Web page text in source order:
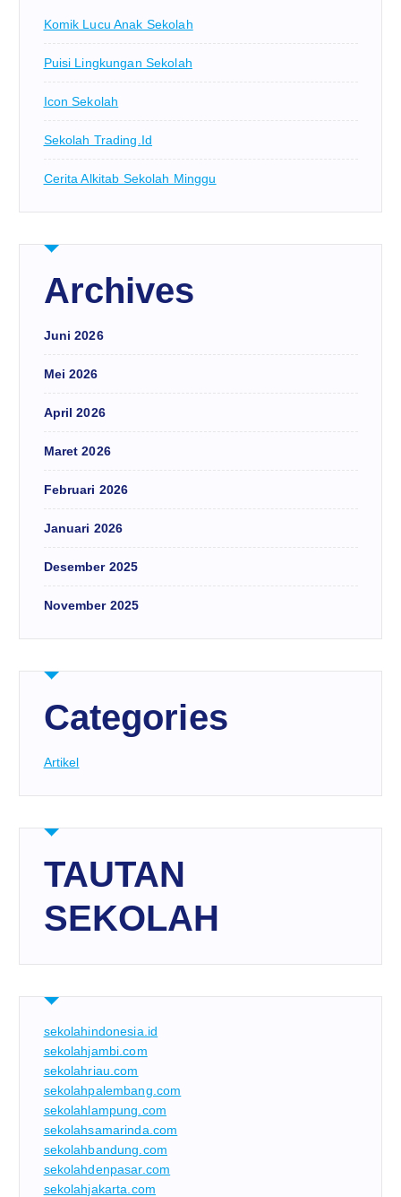
Komik Lucu Anak Sekolah
Puisi Lingkungan Sekolah
Icon Sekolah
Sekolah Trading.id
Cerita Alkitab Sekolah Minggu
Archives
Juni 2026
Mei 2026
April 2026
Maret 2026
Februari 2026
Januari 2026
Desember 2025
November 2025
Categories
Artikel
TAUTAN
SEKOLAH
sekolahindonesia.id
sekolahjambi.com
sekolahriau.com
sekolahpalembang.com
sekolahlampung.com
sekolahsamarinda.com
sekolahbandung.com
sekolahdenpasar.com
sekolahjakarta.com